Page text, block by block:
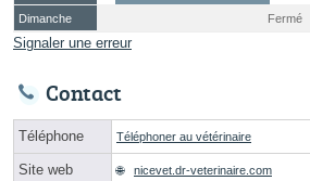
Dimanche
Fermé
Signaler une erreur
Contact
Téléphone Téléphoner au vétérinaire
Site web nicevet.dr-veterinaire.com